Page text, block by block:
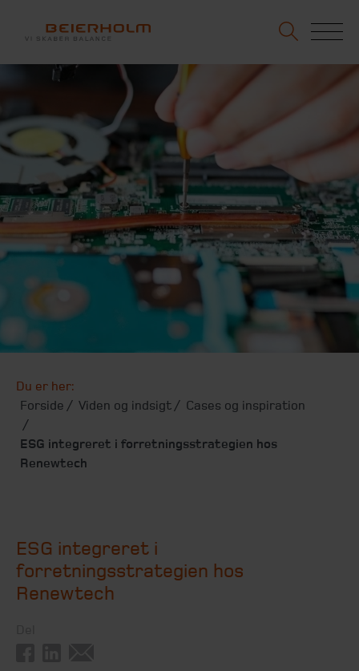
Du er her:
Forside
Viden og indsigt Cases og inspiration
ESG integreret i forretningsstrategien hos
Renewtech
ESG integreret i
forretningsstrategien hos
Renewtech